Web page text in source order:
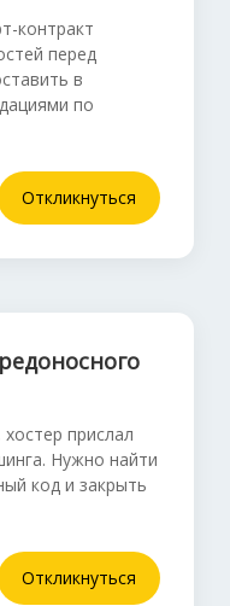
контракт
перед
в
по
Откликнуться
прислал
Нужно найти
код и закрыть
Откликнуться